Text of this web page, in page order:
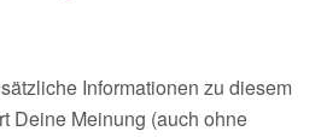
Informationen zu diesem
Deine Meinung (auch ohne